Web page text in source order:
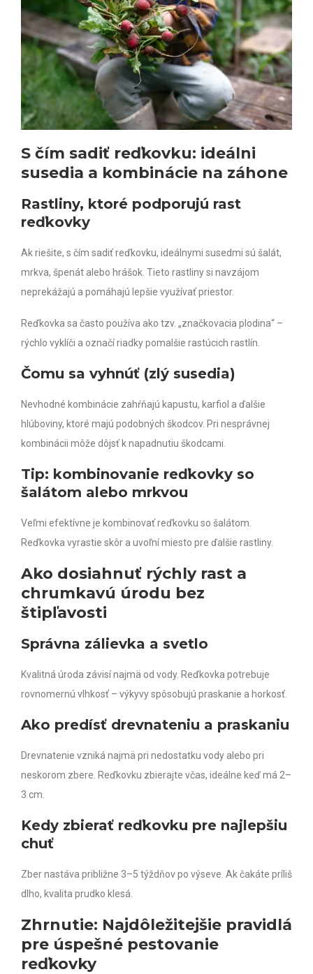
S čím sadiť reďkovku: ideálni
susedia a kombinácie na záhone
Rastliny, ktoré podporujú rast
reďkovky
Ak riešite, s čím sadiť reďkovku, ideálnymi susedmi sú šalát,
mrkva, špenát alebo hrášok. Tieto rastliny si navzájom
neprekážajú a pomáhajú lepšie využívať priestor.
Reďkovka sa často používa ako tzv. „značkovacia plodina“ –
rýchlo vyklíči a označí riadky pomalšie rastúcich rastlín.
Čomu sa vyhnúť (zlý susedia)
Nevhodné kombinácie zahŕňajú kapustu, karfiol a ďalšie
hlúboviny, ktoré majú podobných škodcov. Pri nesprávnej
kombinácii môže dôjsť k napadnutiu škodcami.
Tip: kombinovanie reďkovky so
šalátom alebo mrkvou
Veľmi efektívne je kombinovať reďkovku so šalátom.
Reďkovka vyrastie skôr a uvoľní miesto pre ďalšie rastliny.
Ako dosiahnuť rýchly rast a
chrumkavú úrodu bez
štipľavosti
Správna zálievka a svetlo
Kvalitná úroda závisí najmä od vody. Reďkovka potrebuje
rovnomernú vlhkosť – výkyvy spôsobujú praskanie a horkosť.
Ako predísť drevnateniu a praskaniu
Drevnatenie vzniká najmä pri nedostatku vody alebo pri
neskorom zbere. Reďkovku zbierajte včas, ideálne keď má 2–
3 cm.
Kedy zbierať reďkovku pre najlepšiu
chuť
Zber nastáva približne 3–5 týždňov po výseve. Ak čakáte príliš
dlho, kvalita prudko klesá.
Zhrnutie: Najdôležitejšie pravidlá
pre úspešné pestovanie
reďkovky